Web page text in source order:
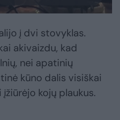
į dvi stovyklas.
akivaizdu, kad
nei apatinių
kūno dalis visiškai
kojų plaukus.